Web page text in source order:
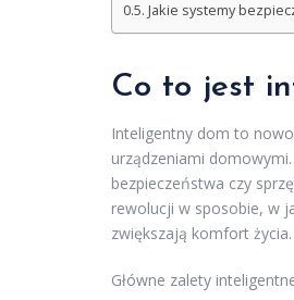
Jakie systemy
Co to jest
Inteligentny dom to
urządzeniami
bezpieczeństwa czy
rewolucji w sposobie, w
zwiększają komfort życia.
Główne zalety